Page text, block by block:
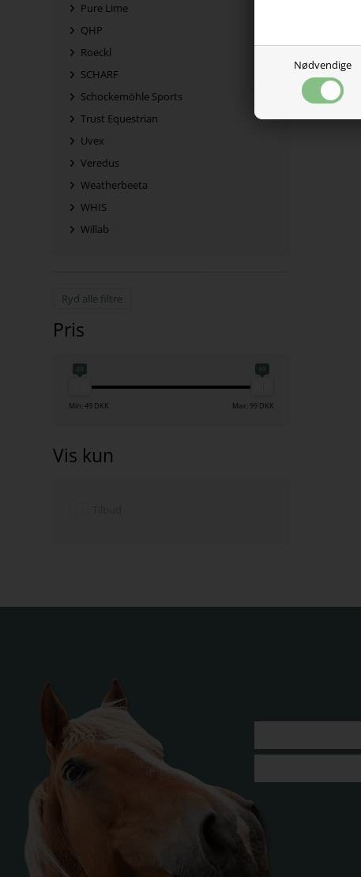
Nødvendige
Pure Lime
QHP
Roeckl
SCHARF
Schockemöhle Sports
Trust Equestrian
Uvex
Veredus
Weatherbeeta
WHIS
Willab
Ryd alle filtre
Pris
49 99
Min: 49 DKK Max: 99 DKK
Vis kun